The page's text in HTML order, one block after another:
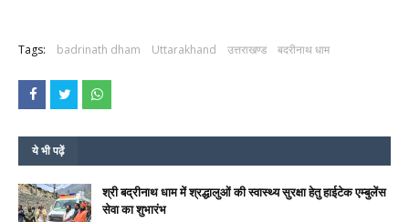
Tags: badrinath dham Uttarakhand उत्तराखण्ड बदरीनाथ धाम
ये भी पढ़ें
श्री बद्रीनाथ धाम में श्रद्धालुओं की स्वास्थ्य सुरक्षा हेतु हाईटेक एम्बुलेंस
सेवा का शुभारंभ